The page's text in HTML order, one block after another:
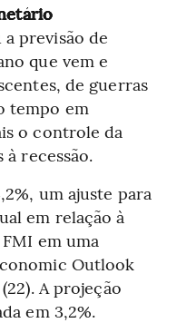
previsão de
que vem e
de guerras
tempo em
o controle da
à recessão.
um ajuste para
em relação à
em uma
Outlook
A projeção
em 3,2%.